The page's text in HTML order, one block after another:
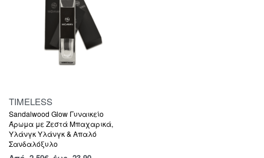
TIMELESS
Sandalwood Glow Γυναικείο
Άρωμα με Ζεστά Μπαχαρικά,
Υλάνγκ Υλάνγκ & Απαλό
Σανδαλόξυλο